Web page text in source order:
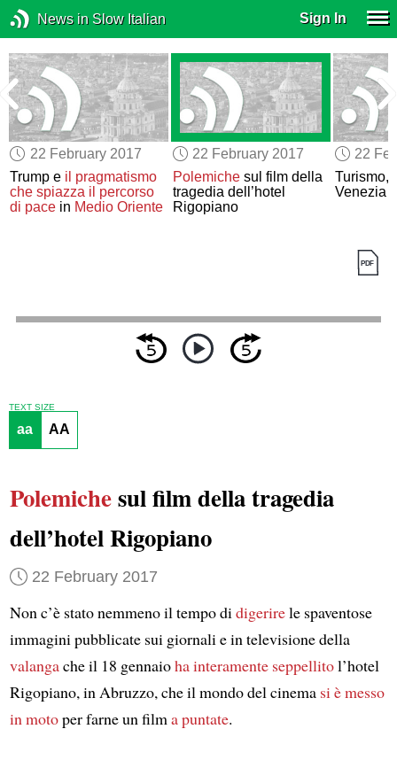
News in Slow Italian Sign In
22 February 2017
Trump e il pragmatismo
che spiazza il percorso
di pace in Medio Oriente
22 February 2017
Polemichesul film della
tragedia dell’hotel
Rigopiano
22
Turismo,
Venezia
TEXT SIZE
aa AA
Polemichesul film della tragedia
dell’hotel Rigopiano
22 February 2017
Non c’è stato nemmeno il tempo didigerirele spaventose
immagini pubblicate sui giornali e in televisione della
valangache il 18 gennaioha interamente seppellitol’hotel
Rigopiano, in Abruzzo, che il mondo del cinema si è messo
in motoper farne un filma puntate.